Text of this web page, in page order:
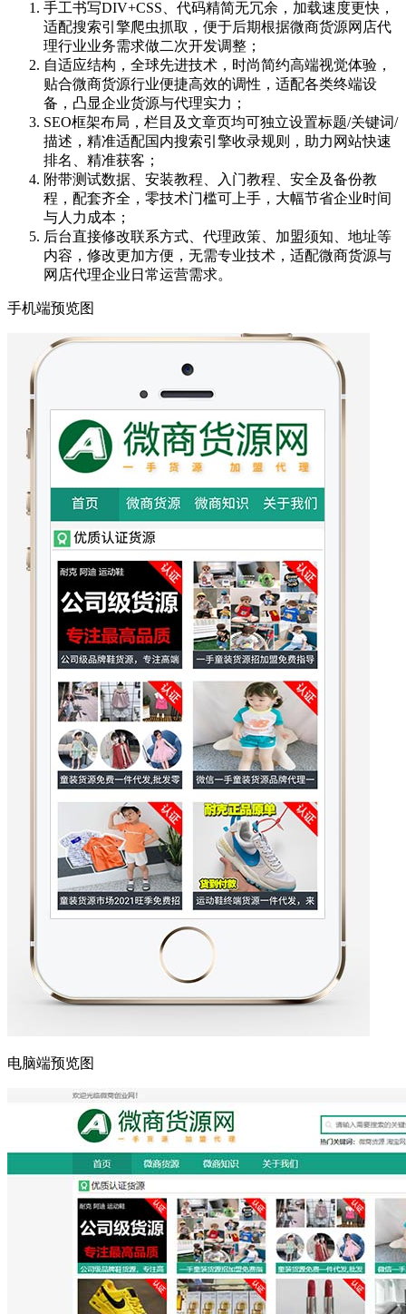
手工书写DIV+CSS、代码精简无冗余，加载速度更快，
适配搜索引擎爬虫抓取，便于后期根据微商货源网店代
理行业业务需求做二次开发调整；
自适应结构，全球先进技术，时尚简约高端视觉体验，
贴合微商货源行业便捷高效的调性，适配各类终端设
备，凸显企业货源与代理实力；
SEO框架布局，栏目及文章页均可独立设置标题/关键词/
描述，精准适配国内搜索引擎收录规则，助力网站快速
排名、精准获客；
附带测试数据、安装教程、入门教程、安全及备份教
程，配套齐全，零技术门槛可上手，大幅节省企业时间
与人力成本；
后台直接修改联系方式、代理政策、加盟须知、地址等
内容，修改更加方便，无需专业技术，适配微商货源与
网店代理企业日常运营需求。
手机端预览图
电脑端预览图